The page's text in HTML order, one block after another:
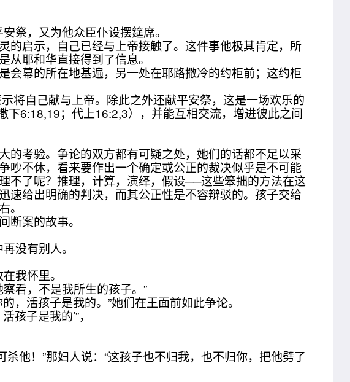
祭，又为他众臣仆设摆筵席。
启示，自己已经与上帝接触了。这件事他极其肯定，所
耶和华直接得到了信息。
幕的所在地基遍，另一处在耶路撒冷的约柜前；这约柜
自己献与上帝。除此之外还献平安祭，这是一场欢乐的
6:18,19；代上16:2,3），并能互相交流，增进彼此之间
考验。争论的双方都有可疑之处，她们的话都不足以采
吵不休，看来要作出一个确定或公正的裁决似乎是不可能
不了呢？推理，计算，演绎，假设──这些笨拙的方法在这
速给出明确的判决，而其公正性是不容辩驳的。孩子交给
。
案的故事。
没有别人。
我怀里。
看，不是我所生的孩子。”
，活孩子是我的。”她们在王面前如此争论。
孩子是我的’”，
他！”那妇人说：“这孩子也不归我，也不归你，把他劈了